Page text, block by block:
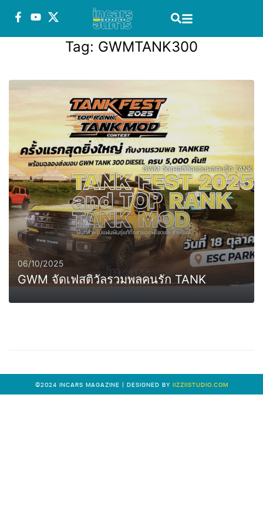
Tag: GWMTANK300
06/10/2025
GWM จัดเฟสติวัลรวมพลคนรัก TANK
0
©2024 INCARS MAGAZINE | DESIGNED BY IIZZIISTUDIO.COM